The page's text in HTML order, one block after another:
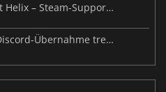
Microsoft überdenkt Project Helix – Steam-Support gefährdet
Malware-Karten und eine Discord-Übernahme treffen Meccha Chameleon